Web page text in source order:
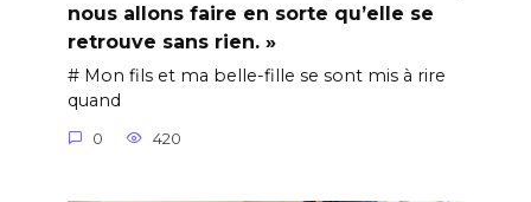
nous allons faire en sorte qu’elle se
retrouve sans rien. »
# Mon fils et ma belle-fille se sont mis à rire
quand
0 420